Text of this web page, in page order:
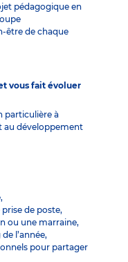
pédagogique en
être de chaque
vous fait évoluer
particulière à
au développement
de poste,
ou une marraine,
l’année,
pour partager